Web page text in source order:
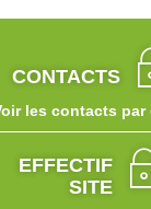
CONTACTS
les contacts par
EFFECTIF
SITE